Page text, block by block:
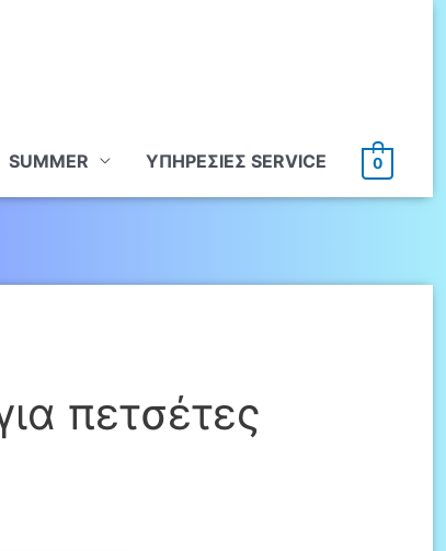
SUMMER ΥΠHΡΕΣΙΕΣ SERVICE 0
πετσέτες